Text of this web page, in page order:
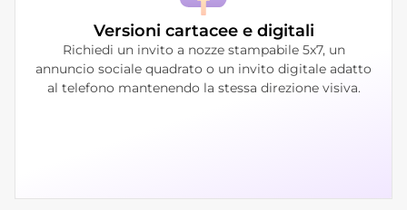
Versioni cartacee e digitali
Richiedi un invito a nozze stampabile 5x7, un
annuncio sociale quadrato o un invito digitale adatto
al telefono mantenendo la stessa direzione visiva.